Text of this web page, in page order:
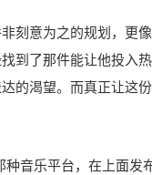
刻意为之的规划，更
到了那件能让他投入
的渴望。而真正让这
种音乐平台，在上面